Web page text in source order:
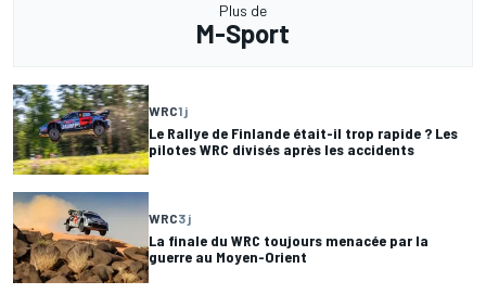
Plus de
M-Sport
WRC1 j
Le Rallye de Finlande était-il trop rapide ? Les
pilotes WRC divisés après les accidents
WRC3 j
La finale du WRC toujours menacée par la
guerre au Moyen-Orient